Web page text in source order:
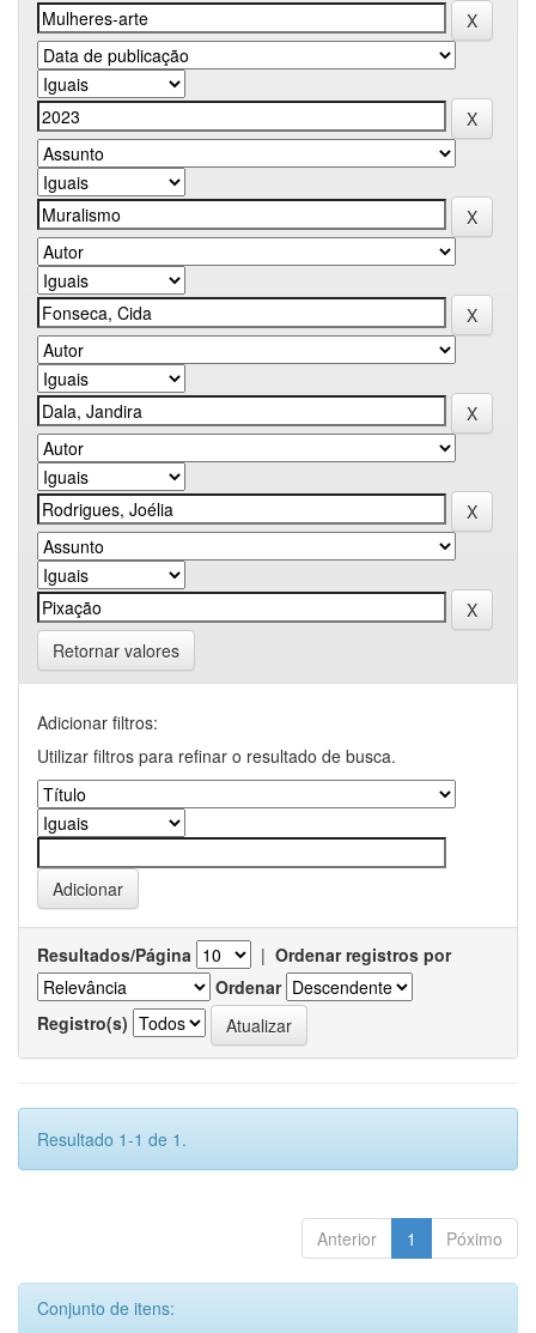
Retornar valores
Adicionar filtros:
Utilizar filtros para refinar o resultado de busca.
Resultados/Página | Ordenar registros por
Ordenar
Registro(s)
Resultado 1-1 de 1.
Anterior 1 Póximo
Conjunto de itens: